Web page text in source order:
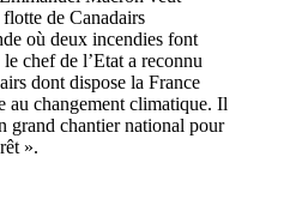
où deux incendies font
chef de l’Etat a reconnu
dont dispose la France
au changement climatique. Il
grand chantier national pour
».